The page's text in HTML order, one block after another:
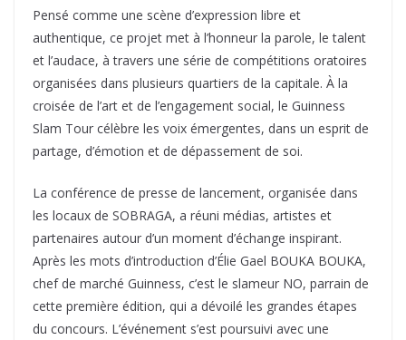
Pensé comme une scène d’expression libre et
authentique, ce projet met à l’honneur la parole, le talent
et l’audace, à travers une série de compétitions oratoires
organisées dans plusieurs quartiers de la capitale. À la
croisée de l’art et de l’engagement social, le Guinness
Slam Tour célèbre les voix émergentes, dans un esprit de
partage, d’émotion et de dépassement de soi.
La conférence de presse de lancement, organisée dans
les locaux de SOBRAGA, a réuni médias, artistes et
partenaires autour d’un moment d’échange inspirant.
Après les mots d’introduction d’Élie Gael BOUKA BOUKA,
chef de marché Guinness, c’est le slameur NO, parrain de
cette première édition, qui a dévoilé les grandes étapes
du concours. L’événement s’est poursuivi avec une